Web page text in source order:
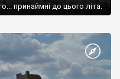
принаймні до цього літа.